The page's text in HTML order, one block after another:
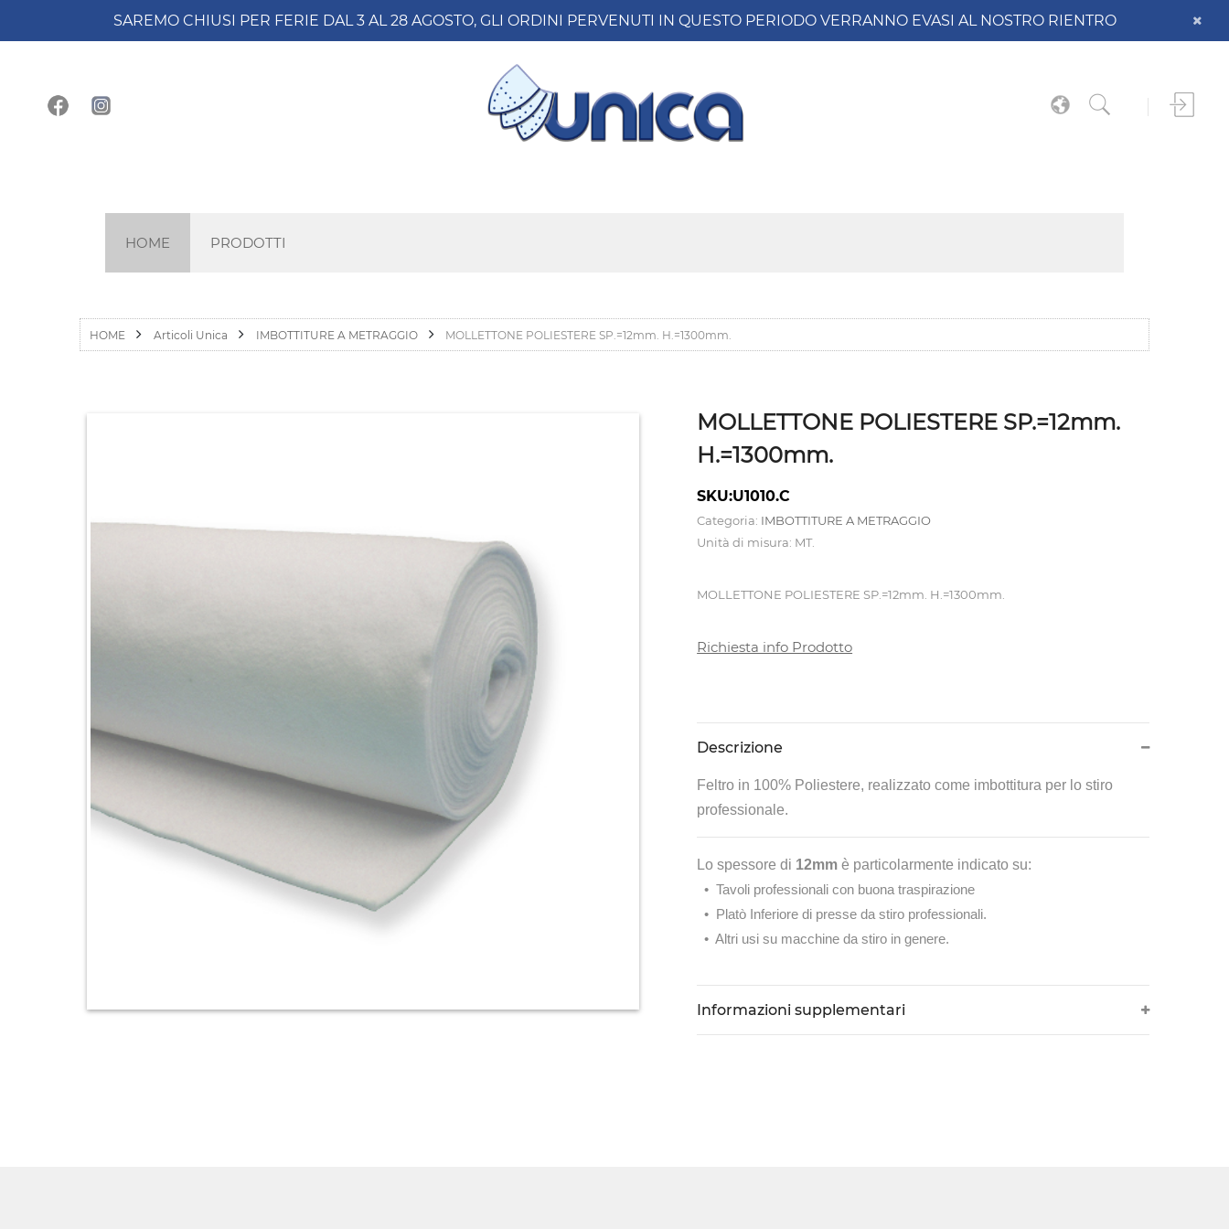
SAREMO CHIUSI PER FERIE DAL 3 AL 28 AGOSTO, GLI ORDINI PERVENUTI IN QUESTO PERIODO VERRANNO EVASI AL NOSTRO RIENTRO
HOME PRODOTTI
HOME Articoli Unica IMBOTTITURE A METRAGGIO MOLLETTONE POLIESTERE SP.=12mm. H.=1300mm.
MOLLETTONE POLIESTERE SP.=12mm.
H.=1300mm.
SKU:U1010.C
Categoria: IMBOTTITURE A METRAGGIO
Unità di misura: MT.
MOLLETTONE POLIESTERE SP.=12mm. H.=1300mm.
Richiesta info Prodotto
Descrizione
Feltro in 100% Poliestere, realizzato come imbottitura per lo stiro
professionale.
Lo spessore di 12mm è particolarmente indicato su:
• Tavoli professionali con buona traspirazione
• Platò Inferiore di presse da stiro professionali.
• Altri usi su macchine da stiro in genere.
Informazioni supplementari